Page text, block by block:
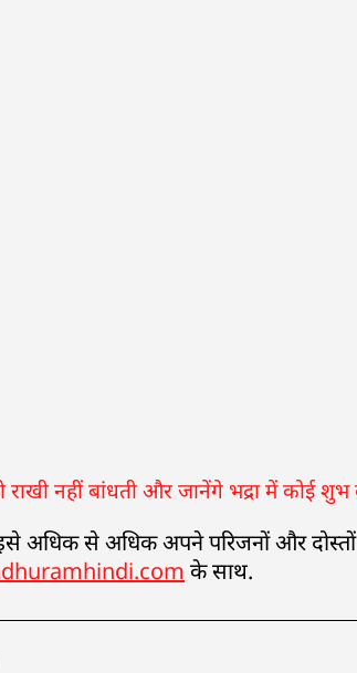
अधिक से अधिक अपने परिजनों और दोस्तों
के साथ.